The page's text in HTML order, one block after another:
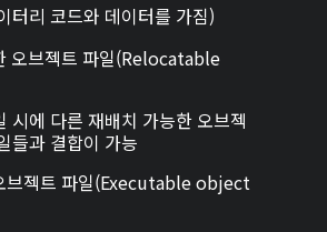
터리 코드와 데이터를 가짐)
오브젝트 파일(Relocatable
시에 다른 재배치 가능한 오브젝
들과 결합이 가능
브젝트 파일(Executable object